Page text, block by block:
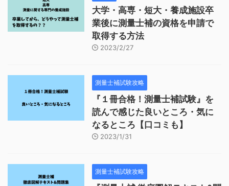
大学・高専・短大・養成施設卒
業後に測量士補の資格を申請で
取得する方法
2023/2/27
測量士補試験攻略
『１冊合格！測量士補試験』を
読んで感じた良いところ・気に
なるところ【口コミも】
2023/1/31
測量士補試験攻略